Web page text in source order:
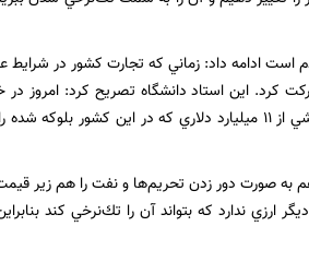
است ادامه داد: زماني كه تجارت كشور در شرايط
كرد. اين استاد دانشگاه تصريح كرد: امروز
عراق در حال مذاكره با امريكا است تا بتواند همه يا بخشي از 11 ميليارد
به صورت دور زدن تحريم‌ها و نفت را هم زير قيمت
ارزي ندارد كه بتواند آن را تك‌نرخي كند